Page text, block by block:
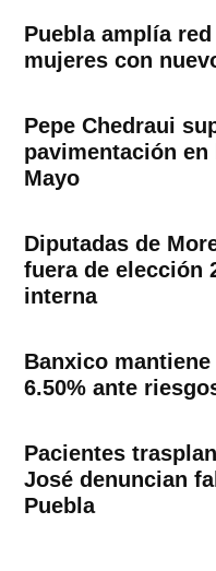
Puebla amplía
mujeres con
Pepe Chedraui
pavimentación en
Mayo
Diputadas de
fuera de elección
interna
Banxico
6.50% ante
Pacientes
José denuncian
Puebla